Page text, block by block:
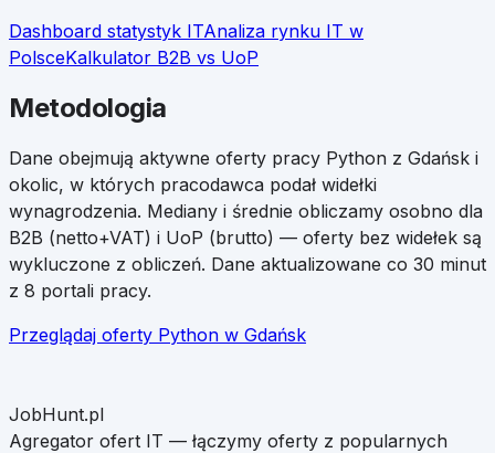
Dashboard statystyk ITAnaliza rynku IT w
PolsceKalkulator B2B vs UoP
Metodologia
Dane obejmują aktywne oferty pracy Python z Gdańsk i
okolic, w których pracodawca podał widełki
wynagrodzenia. Mediany i średnie obliczamy osobno dla
B2B (netto+VAT) i UoP (brutto) — oferty bez widełek są
wykluczone z obliczeń. Dane aktualizowane co 30 minut
z 8 portali pracy.
Przeglądaj oferty Python w Gdańsk
JobHunt.pl
Agregator ofert IT — łączymy oferty z popularnych